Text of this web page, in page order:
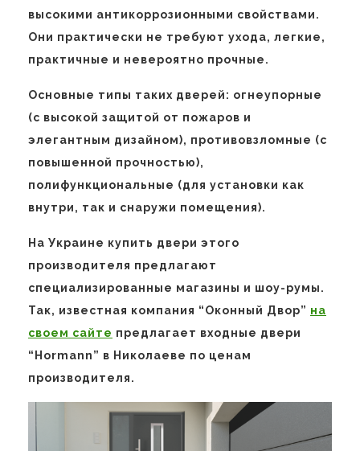
высокими антикоррозионными свойствами.
Они практически не требуют ухода, легкие,
практичные и невероятно прочные.
Основные типы таких дверей: огнеупорные
(с высокой защитой от пожаров и
элегантным дизайном), противовзломные (с
повышенной прочностью),
полифункциональные (для установки как
внутри, так и снаружи помещения).
На Украине купить двери этого
производителя предлагают
специализированные магазины и шоу-румы.
Так, известная компания “Оконный Двор” на
своем сайте предлагает входные двери
“Hormann” в Николаеве по ценам
производителя.